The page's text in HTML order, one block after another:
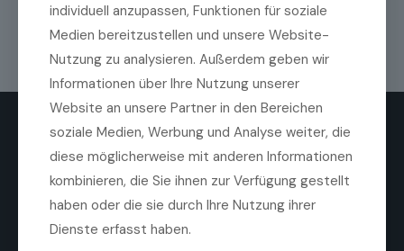
Die Medilas AG ist ein führender Anbieter von
individuell anzupassen, Funktionen für soziale
Medien bereitzustellen und unsere Website-
Nutzung zu analysieren. Außerdem geben wir
Informationen über Ihre Nutzung unserer
Website an unsere Partner in den Bereichen
soziale Medien, Werbung und Analyse weiter, die
diese möglicherweise mit anderen Informationen
kombinieren, die Sie ihnen zur Verfügung gestellt
haben oder die sie durch Ihre Nutzung ihrer
Dienste erfasst haben.